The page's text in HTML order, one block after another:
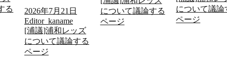
る
2026年7月21日
Editor_kaname
[浦議]浦和レッズ
について議論する
ページ
について議論する
ページ
について議論
ページ